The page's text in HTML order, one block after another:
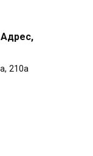
210а